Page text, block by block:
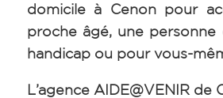
domicile à Cenon pour
proche âgé, une
handicap ou pour vous-
L’agence AIDE@VENIR de